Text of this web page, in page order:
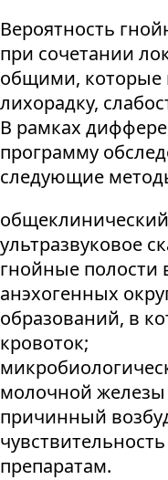
Вероятность
при сочетании
общими, которые
лихорадку,
В рамках
программу
следующие
ультразвуковое
гнойные полости
анэхогенных
образований, в
кровоток;
молочной железы
причинный
препаратам.